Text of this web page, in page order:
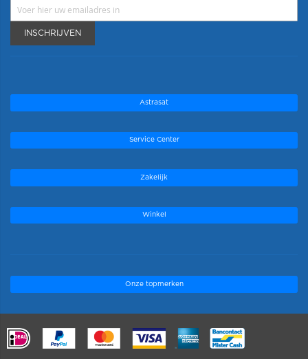
INSCHRIJVEN
Astrasat
Service Center
Zakelijk
Winkel
Onze topmerken
.